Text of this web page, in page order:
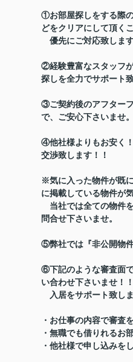
①お部屋探しをする際
どをクリアにして頂くこ
優先にご対応致します
②経験豊富なスタッフ
探しを全力でサポート致
③ご契約後のアフター
で、ご安心下さいませ。
④他社様よりもお安く
交渉致します！！
※気に入った物件が既
に掲載している物件が
当社では全ての物件
問合せ下さいませ。
⑤弊社では『非公開物
⑥下記のような審査面
い合わせ下さいませ！！
入居をサポート致しま
・お仕事の内容で審査
・無職でも借りれるお
・他社様で申し込みを